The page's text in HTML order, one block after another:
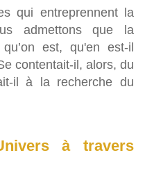
qui entreprennent la
admettons que la
est, qu'en est-il
contentait-il, alors, du
il à la recherche du
à travers